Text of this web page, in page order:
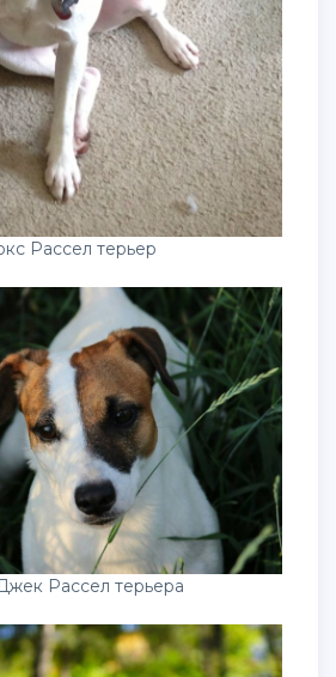
Рассел терьер
Рассел терьера